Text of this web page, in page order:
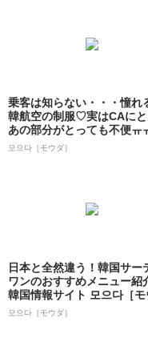
乗客は知らない・・・憧れ
韓航空の制服♡実はCAにと
あの部分がとっても不便ㅠ
国情報...
모으다［モウダ］
日本と全然違う！韓国サー
ワンのおすすめメニュー紹
韓国情報サイト 모으다［モ
ダ］
모으다［モウダ］